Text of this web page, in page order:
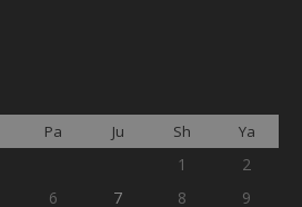
Pa Ju Sh Ya
1
2
6 7 8
9